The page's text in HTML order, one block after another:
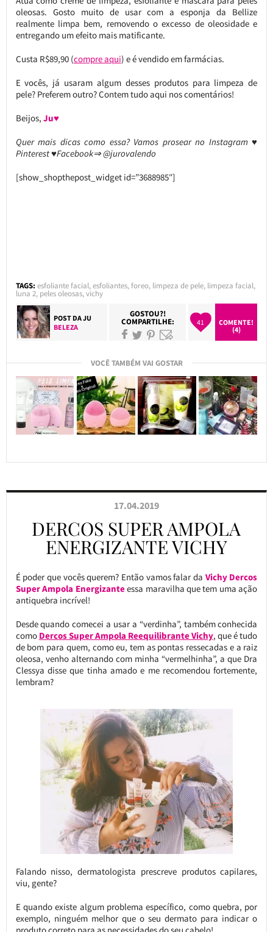
oleosas. Gosto muito de usar com a esponja da Bellize
realmente limpa bem, removendo o excesso de oleosidade e
entregando um efeito mais matificante.
Custa R$89,90 (compre aqui) e é vendido em farmácias.
E vocês, já usaram algum desses produtos para limpeza de
pele? Preferem outro? Contem tudo aqui nos comentários!
Beijos, Ju♥
Quer mais dicas como essa? Vamos prosear no Instagram ♥
Pinterest ♥Facebook⇒ @jurovalendo
[show_shopthepost_widget id=”3688985″]
TAGS: esfoliante facial,esfoliantes,foreo, limpeza de pele, limpeza facial,
luna 2, peles oleosas,vichy
POST DAJU
BELEZA
GOSTOU?!
COMPARTILHE: 41
COMENTE!
(4)
VOCÊ TAMBÉM VAI GOSTAR
17.04.2019
DERCOS SUPER AMPOLA
ENERGIZANTE VICHY
É poder que vocês querem? Então vamos falar da Vichy Dercos
Super Ampola Energizanteessa maravilha que tem uma ação
antiquebra incrível!
Desde quando comecei a usar a “verdinha”, também conhecida
como Dercos Super Ampola Reequilibrante Vichy, que é tudo
de bom para quem, como eu, tem as pontas ressecadas e a raiz
oleosa, venho alternando com minha “vermelhinha”, a que Dra
Clessya disse que tinha amado e me recomendou fortemente,
lembram?
Falando nisso, dermatologista prescreve produtos capilares,
viu, gente?
E quando existe algum problema específico, como quebra, por
exemplo, ninguém melhor que o seu dermato para indicar o